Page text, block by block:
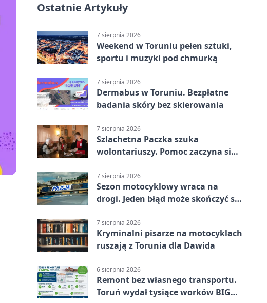
Ostatnie Artykuły
7 sierpnia 2026
Weekend w Toruniu pełen sztuki,
sportu i muzyki pod chmurką
7 sierpnia 2026
Dermabus w Toruniu. Bezpłatne
badania skóry bez skierowania
7 sierpnia 2026
Szlachetna Paczka szuka
wolontariuszy. Pomoc zaczyna się
7 sierpnia 2026
Sezon motocyklowy wraca na
drogi. Jeden błąd może skończyć się
7 sierpnia 2026
Kryminalni pisarze na motocyklach
ruszają z Torunia dla Dawida
6 sierpnia 2026
Remont bez własnego transportu.
Toruń wydał tysiące worków BIG